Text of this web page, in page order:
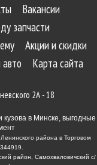
Вакансии
запчасти
Акции и скидки
Карта сайта
2А - 18
в Минске, выгодные
района в Торговом
район, Самохваловичский с/